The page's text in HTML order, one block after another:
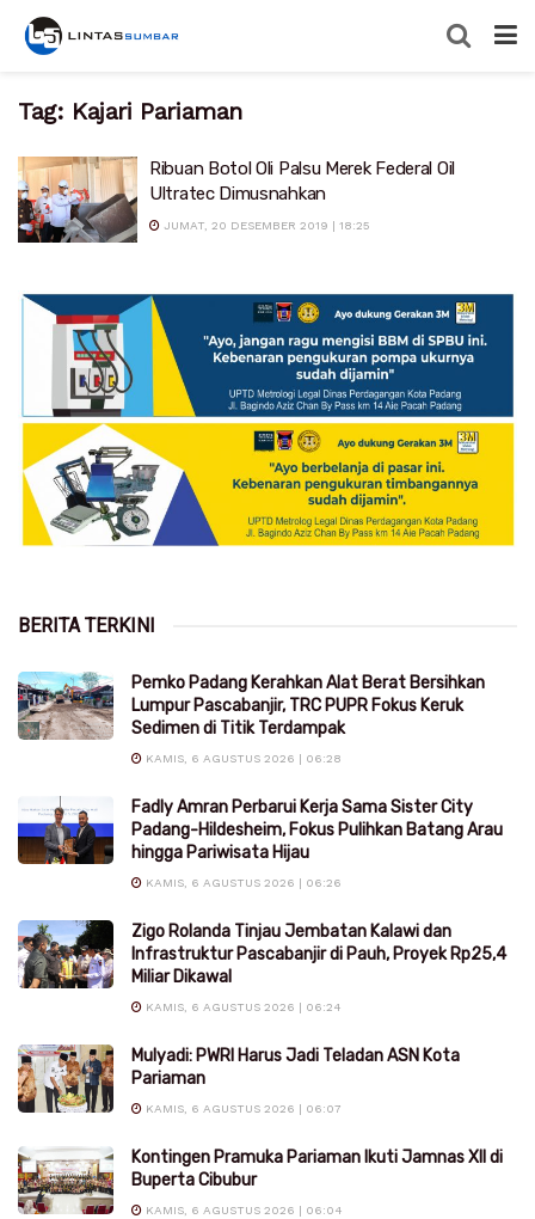
Tag: Kajari Pariaman
Ribuan Botol Oli Palsu Merek Federal Oil
Ultratec Dimusnahkan
JUMAT, 20 DESEMBER 2019 | 18:25
BERITA TERKINI
Pemko Padang Kerahkan Alat Berat Bersihkan
Lumpur Pascabanjir, TRC PUPR Fokus Keruk
Sedimen di Titik Terdampak
KAMIS, 6 AGUSTUS 2026 | 06:28
Fadly Amran Perbarui Kerja Sama Sister City
Padang-Hildesheim, Fokus Pulihkan Batang Arau
hingga Pariwisata Hijau
KAMIS, 6 AGUSTUS 2026 | 06:26
Zigo Rolanda Tinjau Jembatan Kalawi dan
Infrastruktur Pascabanjir di Pauh, Proyek Rp25,4
Miliar Dikawal
KAMIS, 6 AGUSTUS 2026 | 06:24
Mulyadi: PWRI Harus Jadi Teladan ASN Kota
Pariaman
KAMIS, 6 AGUSTUS 2026 | 06:07
Kontingen Pramuka Pariaman Ikuti Jamnas XII di
Buperta Cibubur
KAMIS, 6 AGUSTUS 2026 | 06:04